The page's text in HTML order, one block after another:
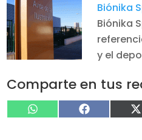
Biónika
Biónika
y el
Comparte en tus
Compartir
WhatsAppCompartir
FacebookX